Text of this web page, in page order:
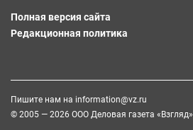
Полная версия сайта
Редакционная политика
Пишите нам на information@vz.ru
© 2005 — 2026 ООО Деловая газета «Взгляд»